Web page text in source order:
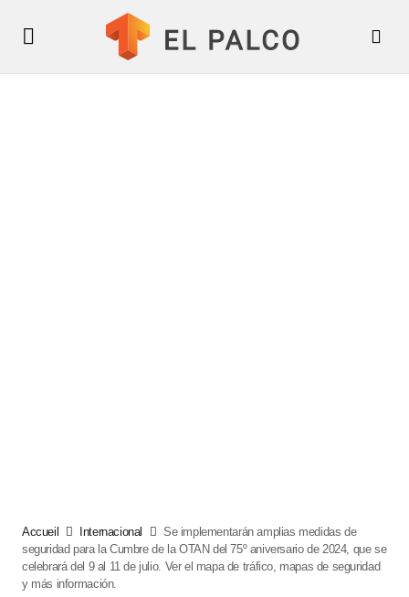
Accueil Internacional
Se implementarán amplias medidas de
seguridad para la Cumbre de la OTAN del 75º aniversario de 2024, que se
celebrará del 9 al 11 de julio. Ver el mapa de tráfico, mapas de seguridad
y más información.